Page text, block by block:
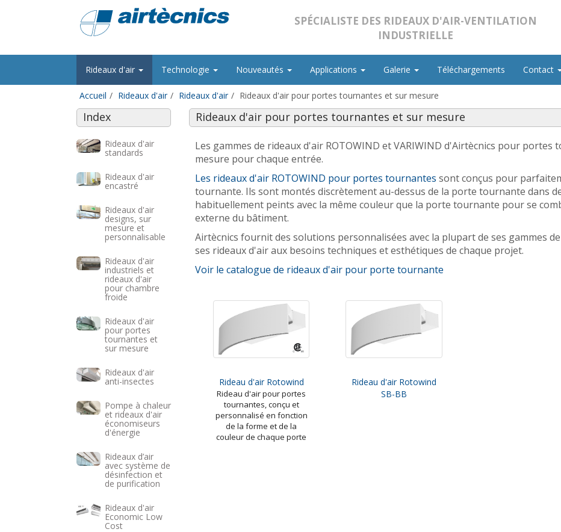
SPÉCIALISTE DES RIDEAUX D'AIR-VENTILATION
INDUSTRIELLE
Rideaux d'air Technologie Nouveautés Applications Galerie Téléchargements Contact
Accueil Rideaux d'air Rideaux d'air Rideaux d'air pour portes tournantes et sur mesure
Index
Rideaux d'air
standards
Rideaux d'air
encastré
Rideaux d'air
designs, sur
mesure et
personnalisable
Rideaux d'air
industriels et
rideaux d'air
pour chambre
froide
Rideaux d'air
pour portes
tournantes et
sur mesure
Rideaux d'air
anti-insectes
Pompe à chaleur
et rideaux d'air
économiseurs
d'énergie
Rideaux d’air
avec système de
désinfection et
de purification
Rideaux d'air
Economic Low
Cost
Rideaux d'air pour portes tournantes et sur mesure
Les gammes de rideaux d'air ROTOWIND et VARIWIND d'Airtècnics pour portes
mesure pour chaque entrée.
Les rideaux d'air ROTOWIND pour portes tournantes sont conçus pour
tournante. Ils sont montés discrètement au-dessus de la porte tournante dans
habituellement peints avec la même couleur que la porte tournante pour se
externe du bâtiment.
Airtècnics fournit des solutions personnalisées avec la plupart de ses gammes
ses rideaux d'air aux besoins techniques et esthétiques de chaque projet.
Voir le catalogue de rideaux d'air pour porte tournante
Rideau d'air Rotowind
Rideau d'air pour portes
tournantes, conçu et
personnalisé en fonction
de la forme et de la
couleur de chaque porte
Rideau d'air Rotowind
SB-BB